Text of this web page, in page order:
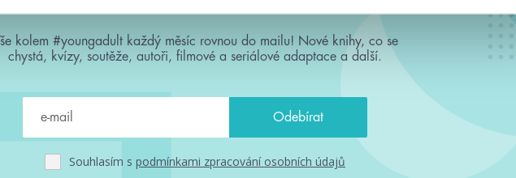
kolem #youngadult každý měsíc rovnou do mailu! Nové knihy, co se
chystá, kvízy, soutěže, autoři, filmové a seriálové adaptace a další.
Souhlasím s podmínkami zpracování osobních údajů